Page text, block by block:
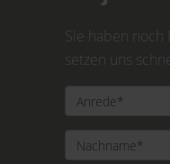
Sie haben noch
setzen uns